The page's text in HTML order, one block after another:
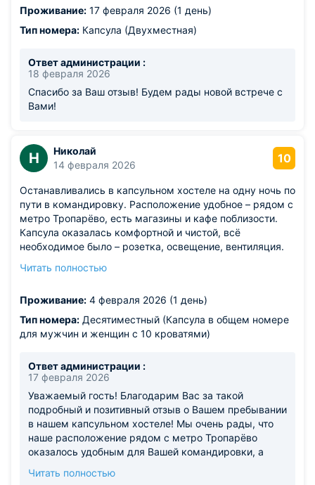
расположение: недалеко метро, рядом есть магазины и
кафе, удобно как для позднего заезда, так и для
отличный вариант.
Из недостатков: из небольших минусов: хотелось бы
немного улучшить шумоизоляцию, так как иногда были
слышны звуки из коридора. Также не хватило более
целом эти моменты не испортили впечатления от
проживания.
Проживание: 17 февраля 2026 (1 день)
Тип номера: Капсула (Двухместная)
Ответ администрации :
18 февраля 2026
Спасибо за Ваш отзыв! Будем рады новой встрече с
Вами!
Н
Николай
14 февраля 2026
10
Останавливались в капсульном хостеле на одну ночь по
пути в командировку. Расположение удобное – рядом с
метро Тропарёво, есть магазины и кафе поблизости.
Капсула оказалась комфортной и чистой, всё
необходимое было – розетка, освещение, вентиляция.
хорошо. Общие зоны также чистые, санузлы регулярно
отзывчивый, быстро оформили заселение, всё
объяснили. Есть общая кухня с необходимой техникой,
что очень удобно для бюджетных путешественников.
душ и всё необходимое. Для ночёвки в столице –
идеальный вариант.
Из недостатков: никаких серьёзных недостатков не
заметил. Это капсульный хостел, поэтому нужно
понимать формат – личного пространства немного, но
для короткой остановки это не критично.
Читать полностью
Проживание: 4 февраля 2026 (1 день)
Тип номера: Десятиместный (Капсула в общем номере
для мужчин и женщин с 10 кроватями)
Ответ администрации :
17 февраля 2026
Уважаемый гость! Благодарим Вас за такой
подробный и позитивный отзыв о Вашем пребывании
в нашем капсульном хостеле! Мы очень рады, что
наше расположение рядом с метро Тропарёво
оказалось удобным для Вашей командировки, а
капсулы, включая свежее белье и удобный матрас.
Читать полностью